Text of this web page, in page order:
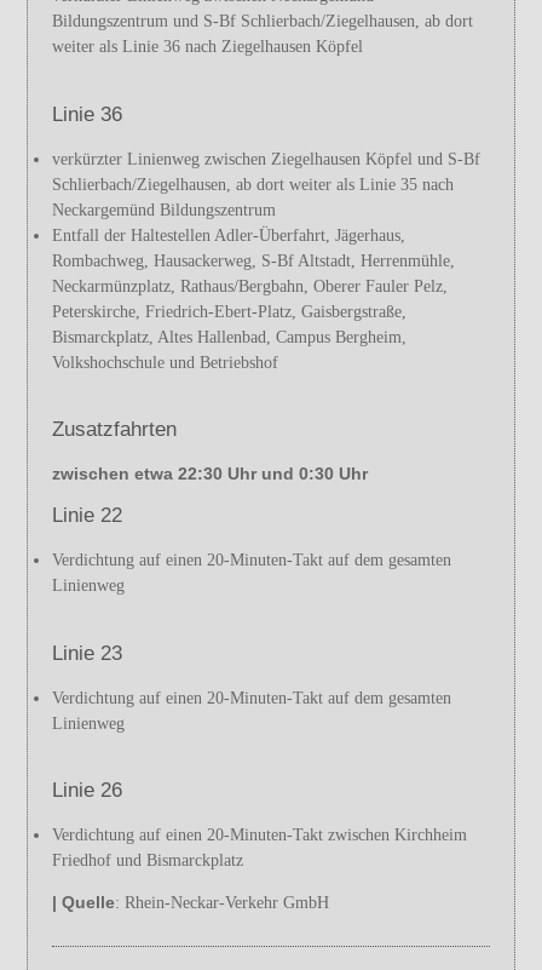
Bildungszentrum und S-Bf Schlierbach/Ziegelhausen, ab dort
weiter als Linie 36 nach Ziegelhausen Köpfel
Linie 36
verkürzter Linienweg zwischen Ziegelhausen Köpfel und S-Bf
Schlierbach/Ziegelhausen, ab dort weiter als Linie 35 nach
Neckargemünd Bildungszentrum
Entfall der Haltestellen Adler-Überfahrt, Jägerhaus,
Rombachweg, Hausackerweg, S-Bf Altstadt, Herrenmühle,
Neckarmünzplatz, Rathaus/Bergbahn, Oberer Fauler Pelz,
Peterskirche, Friedrich-Ebert-Platz, Gaisbergstraße,
Bismarckplatz, Altes Hallenbad, Campus Bergheim,
Volkshochschule und Betriebshof
Zusatzfahrten
zwischen etwa 22:30 Uhr und 0:30 Uhr
Linie 22
Verdichtung auf einen 20-Minuten-Takt auf dem gesamten
Linienweg
Linie 23
Verdichtung auf einen 20-Minuten-Takt auf dem gesamten
Linienweg
Linie 26
Verdichtung auf einen 20-Minuten-Takt zwischen Kirchheim
Friedhof und Bismarckplatz
| Quelle: Rhein-Neckar-Verkehr GmbH